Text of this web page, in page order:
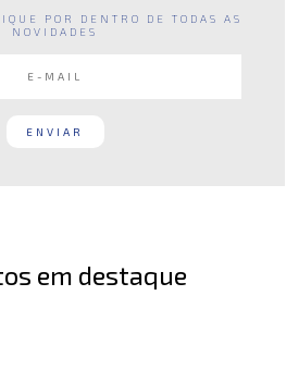
POR DENTRO DE TODAS AS
NOVIDADES
em destaque